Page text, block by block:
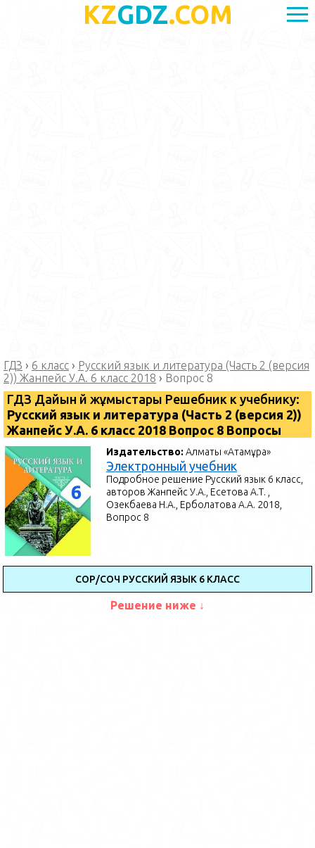
KZGDZ.COM
ГДЗ › 6 класс › Русский язык и литература (Часть 2 (версия
2)) Жанпейс У.А. 6 класс 2018 › Вопрос 8
ГДЗ Дайын үй жұмыстары Решебник к учебнику:
Русский язык и литература (Часть 2 (версия 2))
Жанпейс У.А. 6 класс 2018 Вопрос 8 Вопросы
Издательство:Алматы «Атамұра»
Электронный учебник
Подробное решение Русский язык 6 класс,
авторов Жанпейс У.А., Есетова А.Т. ,
Озекбаева Н.А., Ерболатова А.А. 2018,
Вопрос 8
СОР/СОЧ РУССКИЙ ЯЗЫК 6 КЛАСС
Решение ниже ↓